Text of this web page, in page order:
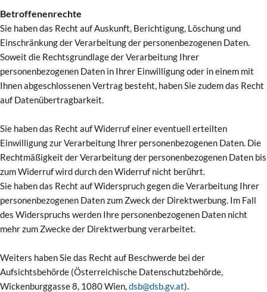
Betroffenenrechte
Sie haben das Recht auf Auskunft, Berichtigung, Löschung und
Einschränkung der Verarbeitung der personenbezogenen Daten.
Soweit die Rechtsgrundlage der Verarbeitung Ihrer
personenbezogenen Daten in Ihrer Einwilligung oder in einem mit
Ihnen abgeschlossenen Vertrag besteht, haben Sie zudem das Recht
auf Datenübertragbarkeit.
Sie haben das Recht auf Widerruf einer eventuell erteilten
Einwilligung zur Verarbeitung Ihrer personenbezogenen Daten. Die
Rechtmäßigkeit der Verarbeitung der personenbezogenen Daten bis
zum Widerruf wird durch den Widerruf nicht berührt.
Sie haben das Recht auf Widerspruch gegen die Verarbeitung Ihrer
personenbezogenen Daten zum Zweck der Direktwerbung. Im Fall
des Widerspruchs werden Ihre personenbezogenen Daten nicht
mehr zum Zwecke der Direktwerbung verarbeitet.
Weiters haben Sie das Recht auf Beschwerde bei der
Aufsichtsbehörde (Österreichische Datenschutzbehörde,
Wickenburggasse 8, 1080 Wien,dsb@dsb.gv.at).